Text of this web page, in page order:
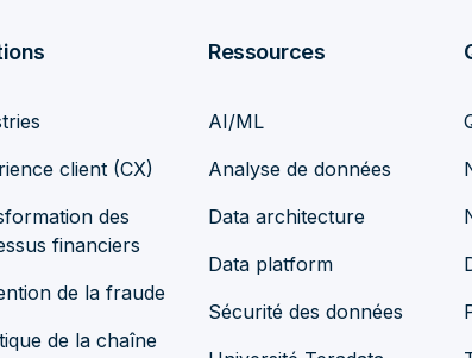
client (CX)
des
financiers
de la fraude
de la chaîne
Ressources
AI/ML
Analyse de données
Data architecture
Data platform
Sécurité des données